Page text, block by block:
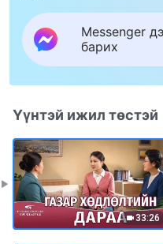
Messenger
барих
Үүнтэй ижил төстэй
33:26